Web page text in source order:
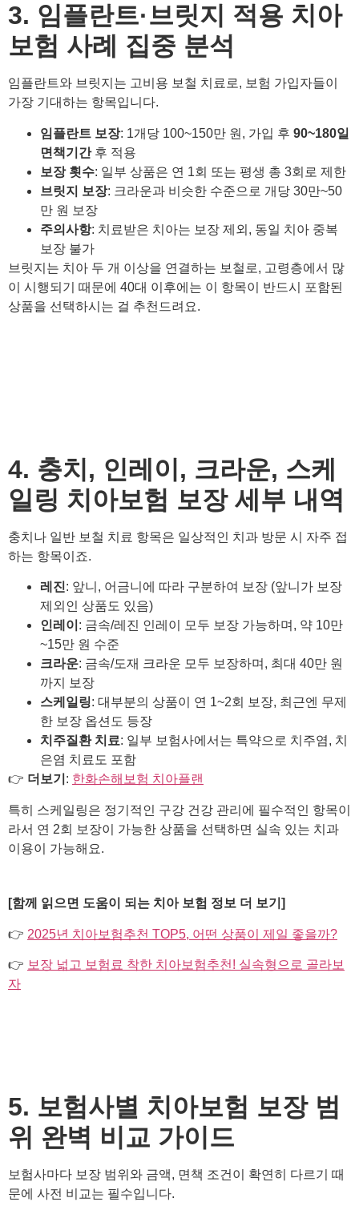
3. 임플란트·브릿지 적용 치아
보험 사례 집중 분석
임플란트와 브릿지는 고비용 보철 치료로, 보험 가입자들이
가장 기대하는 항목입니다.
임플란트 보장: 1개당 100~150만 원, 가입 후 90~180일
면책기간후 적용
보장 횟수: 일부 상품은 연 1회 또는 평생 총 3회로 제한
브릿지 보장: 크라운과 비슷한 수준으로 개당 30만~50
만 원 보장
주의사항: 치료받은 치아는 보장 제외, 동일 치아 중복
보장 불가
브릿지는 치아 두 개 이상을 연결하는 보철로, 고령층에서 많
이 시행되기 때문에 40대 이후에는 이 항목이 반드시 포함된
상품을 선택하시는 걸 추천드려요.
4. 충치, 인레이, 크라운, 스케
일링 치아보험 보장 세부 내역
충치나 일반 보철 치료 항목은 일상적인 치과 방문 시 자주 접
하는 항목이죠.
레진: 앞니, 어금니에 따라 구분하여 보장 (앞니가 보장
제외인 상품도 있음)
인레이 : 금속/레진 인레이 모두 보장 가능하며, 약 10만
~15만 원 수준
크라운: 금속/도재 크라운 모두 보장하며, 최대 40만 원
까지 보장
스케일링: 대부분의 상품이 연 1~2회 보장, 최근엔 무제
한 보장 옵션도 등장
치주질환 치료: 일부 보험사에서는 특약으로 치주염, 치
은염 치료도 포함
👉 더보기 : 한화손해보험 치아플랜
특히 스케일링은 정기적인 구강 건강 관리에 필수적인 항목이
라서 연 2회 보장이 가능한 상품을 선택하면 실속 있는 치과
이용이 가능해요.
[함께 읽으면 도움이 되는 치아 보험 정보 더 보기]
👉 2025년 치아보험추천 TOP5, 어떤 상품이 제일 좋을까?
👉 보장 넓고 보험료 착한 치아보험추천! 실속형으로 골라보
자
5. 보험사별 치아보험 보장 범
위 완벽 비교 가이드
보험사마다 보장 범위와 금액, 면책 조건이 확연히 다르기 때
문에 사전 비교는 필수입니다.